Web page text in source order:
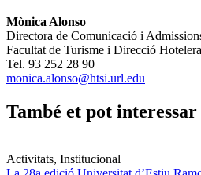
Mònica Alonso
Directora de Comunicació i
Facultat de Turisme i Direcció
Tel. 93 252 28 90
monica.alonso@htsi.url.edu
També et pot interessar
Activitats, Institucional